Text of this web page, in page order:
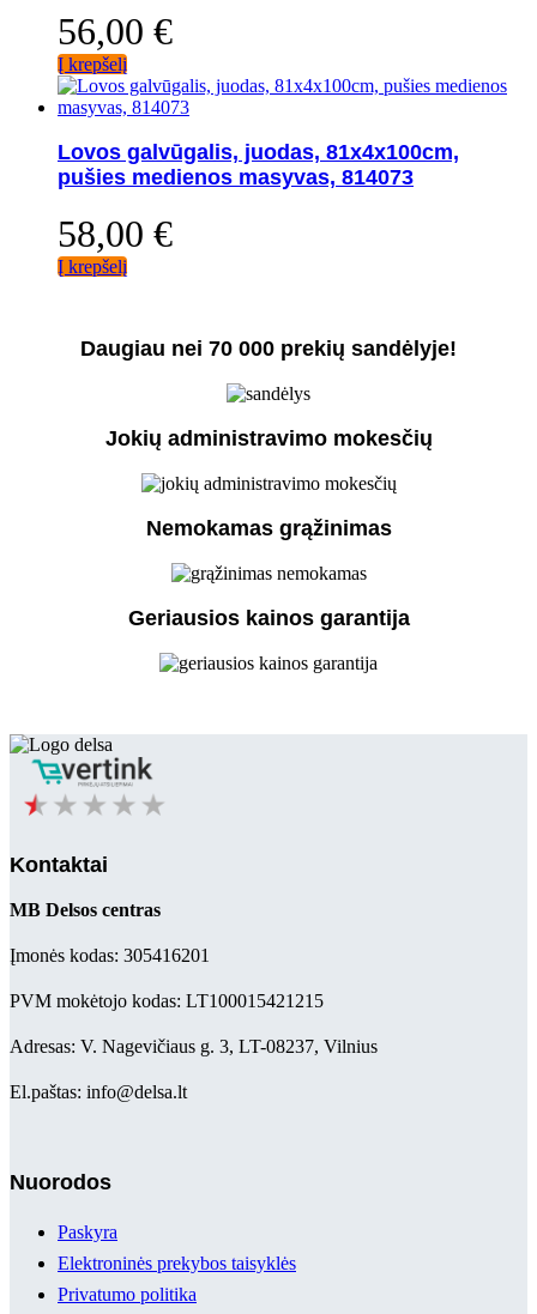
56,00 €
Į krepšelį
Lovos galvūgalis, juodas, 81x4x100cm,
pušies medienos masyvas, 814073
58,00 €
Į krepšelį
Daugiau nei 70 000 prekių sandėlyje!
Jokių administravimo mokesčių
Nemokamas grąžinimas
Geriausios kainos garantija
Kontaktai
MB Delsos centras
Įmonės kodas: 305416201
PVM mokėtojo kodas: LT100015421215
Adresas: V. Nagevičiaus g. 3, LT-08237, Vilnius
El.paštas: info@delsa.lt
Nuorodos
Paskyra
Elektroninės prekybos taisyklės
Privatumo politika